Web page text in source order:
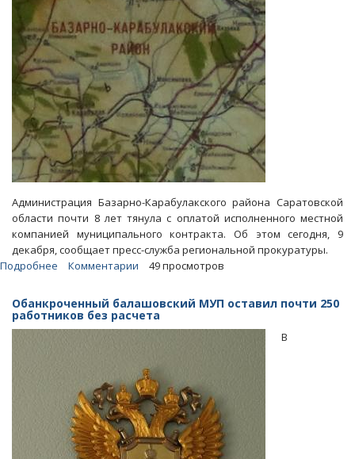
Хвалынском
Администрация Базарно-Карабулакского района Саратовской
области почти 8 лет тянула с оплатой исполненного местной
компанией муниципального контракта. Об этом сегодня, 9
декабря, сообщает пресс-служба региональной прокуратуры.
Подробнее
восемь
лет
желали
расплачиваться
реконструкцию
спортшколы
Комментарии 49 просмотров
Обанкроченный балашовский МУП оставил почти 250
работников без расчета
В